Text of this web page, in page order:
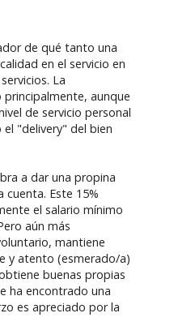
de qué tanto una
en el servicio en
La
aunque
de servicio personal
"delivery" del bien
a dar una propina
Este 15%
el salario mínimo
aún más
mantiene
y atento (esmerado/a)
buenas propias
ha encontrado una
es apreciado por la